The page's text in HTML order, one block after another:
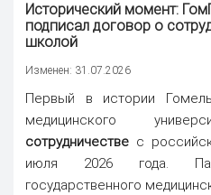
Исторический момент:
подписал договор о
школой
Изменен: 31.07.2026
Первый в истории
медицинского
сотрудничестве с
июля 2026 года.
государственного